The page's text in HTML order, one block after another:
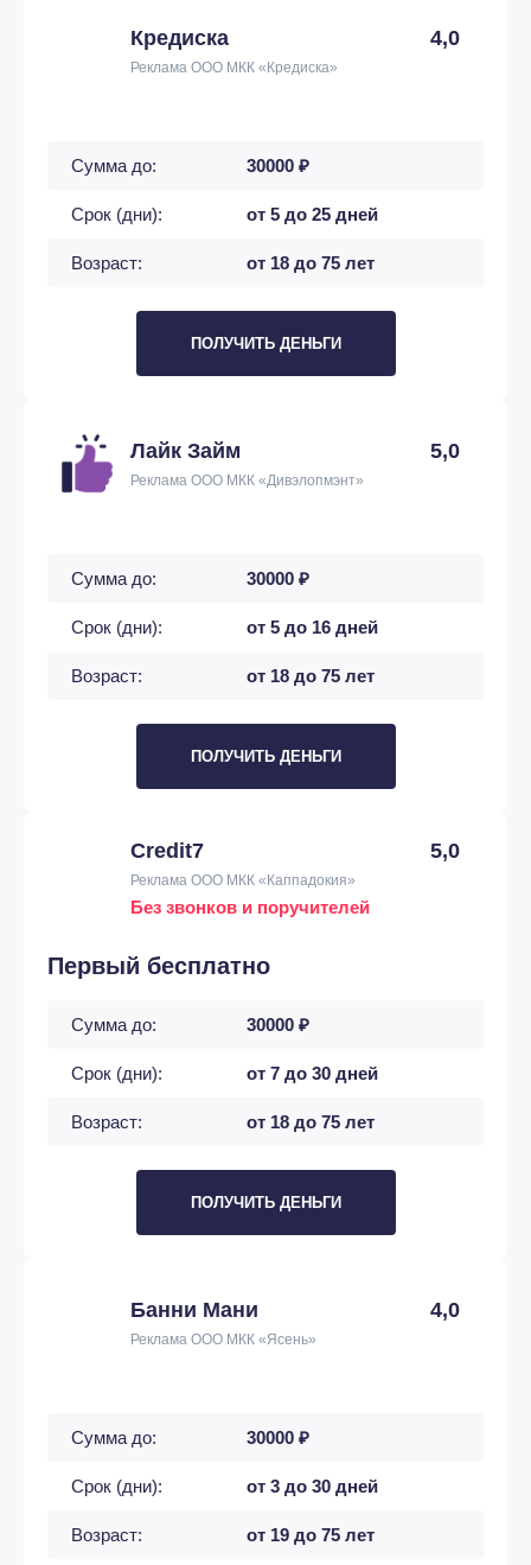
Кредиска 4,0
Реклама ООО МКК «Кредиска»
Сумма до: 30000 ₽
Срок (дни): от 5 до 25 дней
Возраст: от 18 до 75 лет
ПОЛУЧИТЬ ДЕНЬГИ
Лайк Займ 5,0
Реклама ООО МКК «Дивэлопмэнт»
Сумма до: 30000 ₽
Срок (дни): от 5 до 16 дней
Возраст: от 18 до 75 лет
ПОЛУЧИТЬ ДЕНЬГИ
Credit7 5,0
Реклама ООО МКК «Каппадокия»
Без звонков и поручителей
Первый бесплатно
Сумма до: 30000 ₽
Срок (дни): от 7 до 30 дней
Возраст: от 18 до 75 лет
ПОЛУЧИТЬ ДЕНЬГИ
Банни Мани 4,0
Реклама ООО МКК «Ясень»
Сумма до: 30000 ₽
Срок (дни): от 3 до 30 дней
Возраст: от 19 до 75 лет